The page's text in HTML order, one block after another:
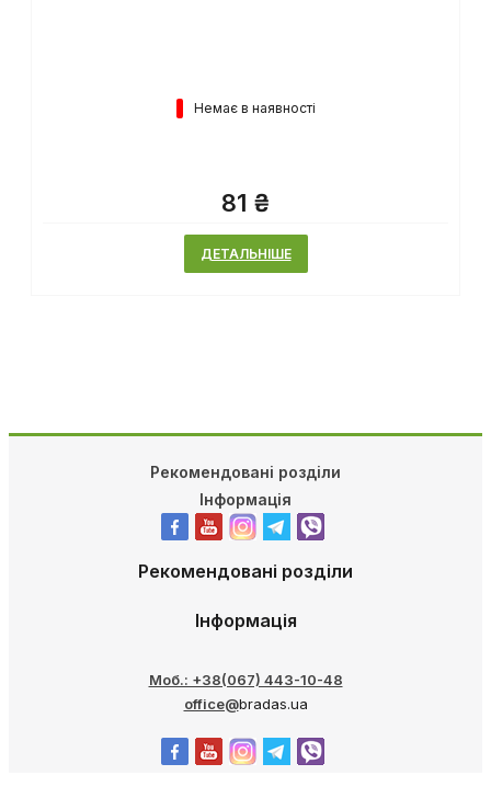
Немає в наявності
81 ₴
ДЕТАЛЬНІШЕ
Рекомендовані розділи
Інформація
Рекомендовані розділи
Інформація
Моб.: +38(067) 443-10-48
office@bradas.ua